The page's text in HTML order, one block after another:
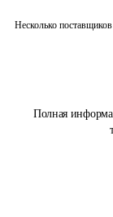
Полная
Несколько поставщиков